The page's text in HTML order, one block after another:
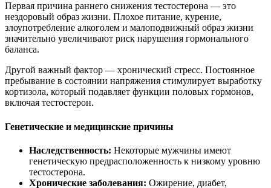
Первая причина раннего снижения тестостерона — это
нездоровый образ жизни. Плохое питание, курение,
злоупотребление алкоголем и малоподвижный образ жизни
значительно увеличивают риск нарушения гормонального
баланса.
Другой важный фактор — хронический стресс. Постоянное
пребывание в состоянии напряжения стимулирует выработку
кортизола, который подавляет функции половых гормонов,
включая тестостерон.
Генетические и медицинские причины
Наследственность: Некоторые мужчины имеют
генетическую предрасположенность к низкому уровню
тестостерона.
Хронические заболевания: Ожирение, диабет,